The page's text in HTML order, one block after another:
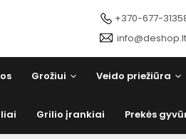
+370-677-
info@deshop.lt
Grožiui Veido priežiūra
Grilio įrankiai Prekės